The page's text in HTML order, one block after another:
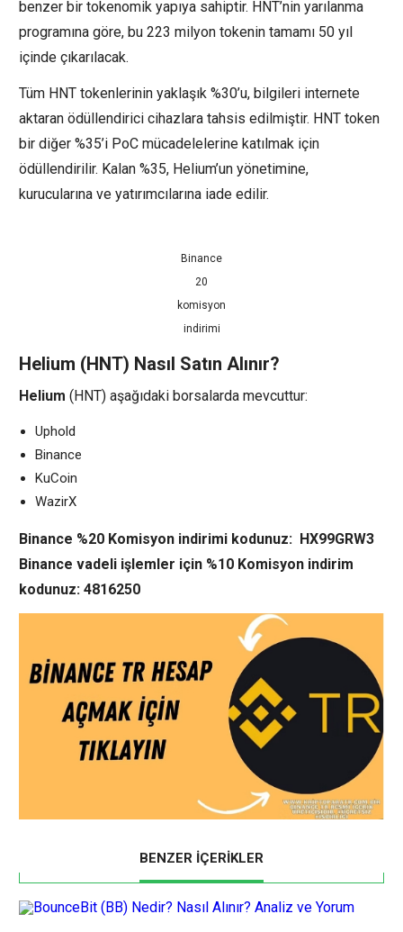
benzer bir tokenomik yapıya sahiptir. HNT’nin yarılanma
programına göre, bu 223 milyon tokenin tamamı 50 yıl
içinde çıkarılacak.
Tüm HNT tokenlerinin yaklaşık %30’u, bilgileri internete
aktaran ödüllendirici cihazlara tahsis edilmiştir. HNT token
bir diğer %35’i PoC mücadelelerine katılmak için
ödüllendirilir. Kalan %35, Helium’un yönetimine,
kurucularına ve yatırımcılarına iade edilir.
Binance
20
komisyon
indirimi
Helium (HNT) Nasıl Satın Alınır?
Helium (HNT) aşağıdaki borsalarda mevcuttur:
Uphold
Binance
KuCoin
WazirX
Binance %20 Komisyon indirimi kodunuz: HX99GRW3
Binance vadeli işlemler için %10 Komisyon indirim
kodunuz: 4816250
BENZER İÇERİKLER